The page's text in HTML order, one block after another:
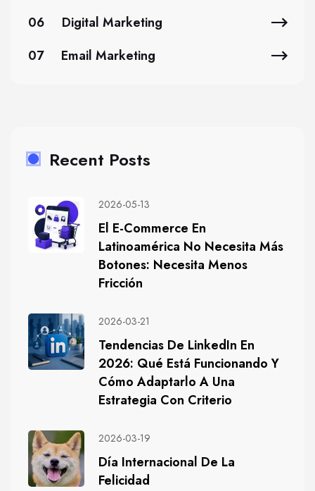
06
Digital Marketing
07
Email Marketing
Recent Posts
2026-05-13
El E-Commerce En
Latinoamérica No Necesita Más
Botones: Necesita Menos
Fricción
2026-03-21
Tendencias De LinkedIn En
2026: Qué Está Funcionando Y
Cómo Adaptarlo A Una
Estrategia Con Criterio
2026-03-19
Día Internacional De La
Felicidad